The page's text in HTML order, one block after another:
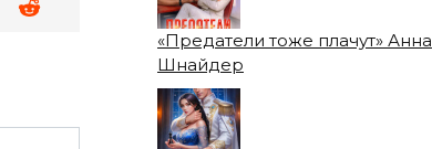
«Предатели тоже плачут» Анна
Шнайдер